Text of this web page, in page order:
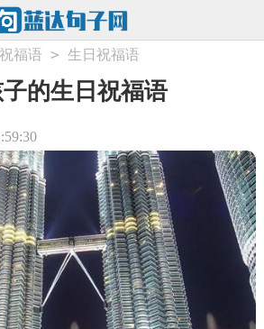
祝福语 > 生日祝福语
的生日祝福语